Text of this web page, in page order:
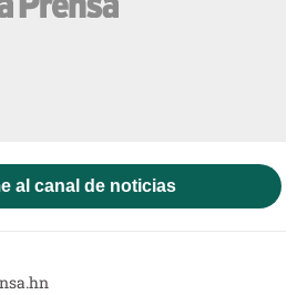
al canal de noticias